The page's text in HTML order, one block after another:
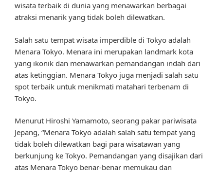
wisata terbaik di dunia yang menawarkan berbagai
atraksi menarik yang tidak boleh dilewatkan.
Salah satu tempat wisata imperdible di Tokyo adalah
Menara Tokyo. Menara ini merupakan landmark kota
yang ikonik dan menawarkan pemandangan indah dari
atas ketinggian. Menara Tokyo juga menjadi salah satu
spot terbaik untuk menikmati matahari terbenam di
Tokyo.
Menurut Hiroshi Yamamoto, seorang pakar pariwisata
Jepang, “Menara Tokyo adalah salah satu tempat yang
tidak boleh dilewatkan bagi para wisatawan yang
berkunjung ke Tokyo. Pemandangan yang disajikan dari
atas Menara Tokyo benar-benar memukau dan